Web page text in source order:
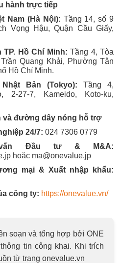
hành trực tiếp
Nam (Hà Nội): Tầng 14, số 9
Vọng Hậu, Quận Cầu Giấy,
Hồ Chí Minh: Tầng 4, Tòa
Quang Khải, Phường Tân
Hồ Chí Minh.
Bản (Tokyo): Tầng 4,
2-27-7, Kameido, Koto-ku,
và đường dây nóng hỗ trợ
24/7: 024 7306 0779
Đầu tư & M&A:
hoặc ma@onevalue.jp
mại & Xuất nhập khẩu:
công ty: https://onevalue.vn/
soạn và tổng hợp bởi ONE
tin công khai. Khi trích
từ trang onevalue.vn